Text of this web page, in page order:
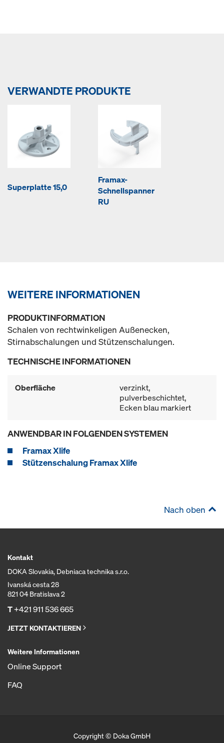
VERWANDTE PRODUKTE
Superplatte 15,0
Framax-
Schnellspanner
RU
WEITERE INFORMATIONEN
PRODUKTINFORMATION
Schalen von rechtwinkeligen Außenecken,
Stirnabschalungen und Stützenschalungen.
TECHNISCHE INFORMATIONEN
Oberfläche
verzinkt,
pulverbeschichtet,
Ecken blau markiert
ANWENDBAR IN FOLGENDEN SYSTEMEN
Framax Xlife
Stützenschalung Framax Xlife
Nach oben
Kontakt
DOKA Slovakia, Debniaca technika s.r.o.
Ivanská cesta 28
821 04 Bratislava 2
T+421 911 536 665
JETZT KONTAKTIEREN
Weitere Informationen
Online Support
FAQ
Copyright © Doka GmbH